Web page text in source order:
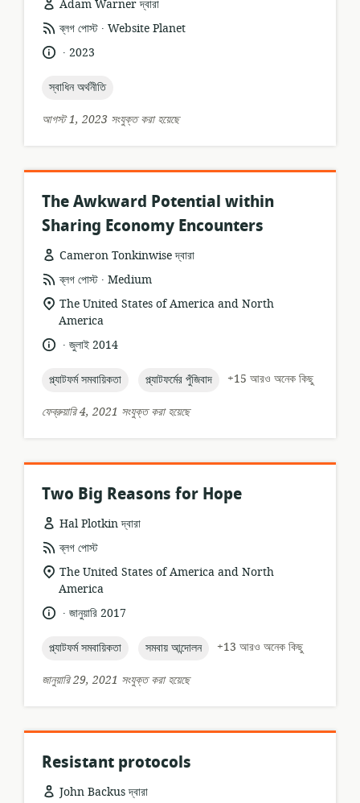
Adam Warner দ্বারা
তথ্যসম্পদের
ফর্ম্যাট:
ব্লগ পোস্ট .
প্রকাশক:Website Planet
ভাষা: .
প্রকাশনার
2023
topic:
স্বাধিন অর্থনীতি
আগস্ট 1, 2023 সংযুক্ত করা হয়েছে
The Awkward Potential within
Sharing Economy Encounters
Cameron Tonkinwise দ্বারা
তথ্যসম্পদের
ফর্ম্যাট:
ব্লগ পোস্ট .
প্রকাশক:Medium
প্রাসঙ্গিকতার
অবস্থান:
The United States of America and North
America
ভাষা: .
প্রকাশনারজুলাই 2014
topic:
প্ল্যাটফর্ম সমবায়িকতা topic:
প্ল্যাটফর্মের পুঁজিবাদ
+15 আরও অনেক কিছু
ফেব্রুয়ারি 4, 2021 সংযুক্ত করা হয়েছে
Two Big Reasons for Hope
Hal Plotkin দ্বারা
তথ্যসম্পদের
ফর্ম্যাট:
ব্লগ পোস্ট
প্রাসঙ্গিকতার
অবস্থান:
The United States of America and North
America
ভাষা: .
প্রকাশনারজানুয়ারি 2017
topic:
প্ল্যাটফর্ম সমবায়িকতা topic:
সমবায় আন্দোলন
+13 আরও অনেক কিছু
জানুয়ারি 29, 2021 সংযুক্ত করা হয়েছে
Resistant protocols
John Backus দ্বারা